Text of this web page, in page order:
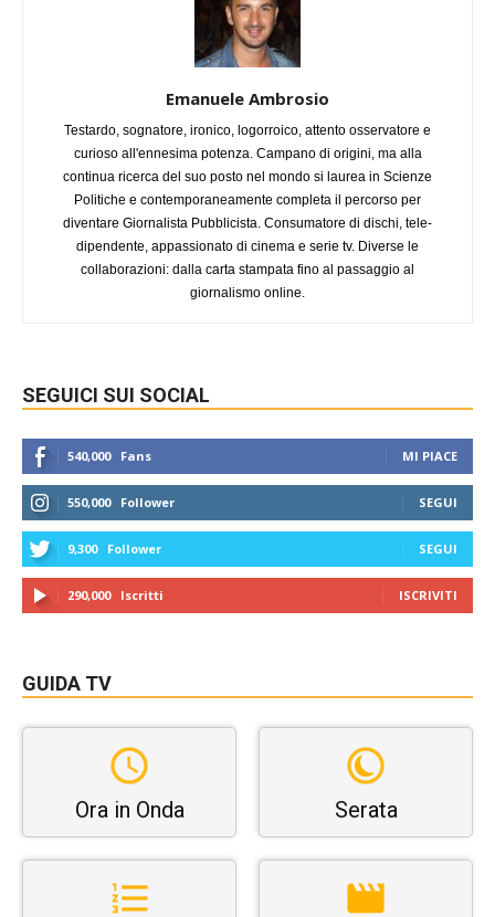
Emanuele Ambrosio
Testardo, sognatore, ironico, logorroico, attento osservatore e
curioso all'ennesima potenza. Campano di origini, ma alla
continua ricerca del suo posto nel mondo si laurea in Scienze
Politiche e contemporaneamente completa il percorso per
diventare Giornalista Pubblicista. Consumatore di dischi, tele-
dipendente, appassionato di cinema e serie tv. Diverse le
collaborazioni: dalla carta stampata fino al passaggio al
giornalismo online.
SEGUICI SUI SOCIAL
540,000 Fans MI PIACE
550,000 Follower SEGUI
9,300 Follower SEGUI
290,000 Iscritti ISCRIVITI
GUIDA TV
Ora in Onda Serata